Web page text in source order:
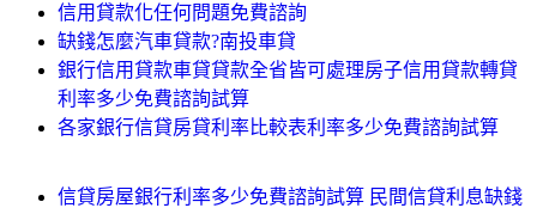
信用貸款化任何問題免費諮詢
缺錢怎麼汽車貸款?南投車貸
銀行信用貸款車貸貸款全省皆可處理房子信用貸款轉貸
利率多少免費諮詢試算
各家銀行信貸房貸利率比較表利率多少免費諮詢試算
信貸房屋銀行利率多少免費諮詢試算 民間信貸利息缺錢